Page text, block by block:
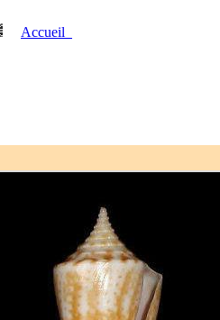
Accueil